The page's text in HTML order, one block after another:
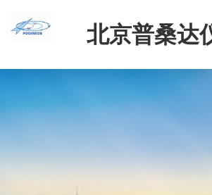
北京普桑达